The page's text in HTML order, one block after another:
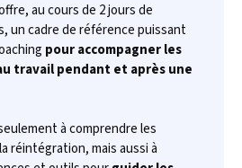
au cours de 2 jours de
un cadre de référence puissant
pour accompagner les
travail pendant et après une
à comprendre les
réintégration, mais aussi à